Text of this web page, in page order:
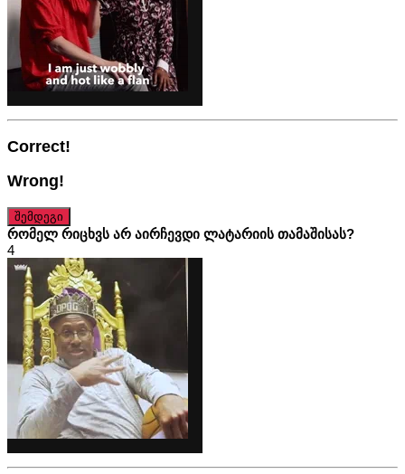
Correct!
Wrong!
შემდეგი
რომელ რიცხვს არ აირჩევდი ლატარიის თამაშისას?
4